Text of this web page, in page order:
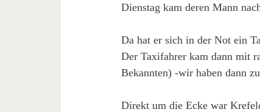
Dienstag kam deren Mann
Da hat er sich in der Not ein
Der Taxifahrer kam dann mit
Bekannten) -wir haben dann
Direkt um die Ecke war